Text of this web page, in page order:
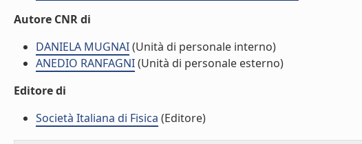
Autore CNR di
DANIELA MUGNAI(Unità di personale interno)
ANEDIO RANFAGNI(Unità di personale esterno)
Editore di
Società Italiana di Fisica (Editore)